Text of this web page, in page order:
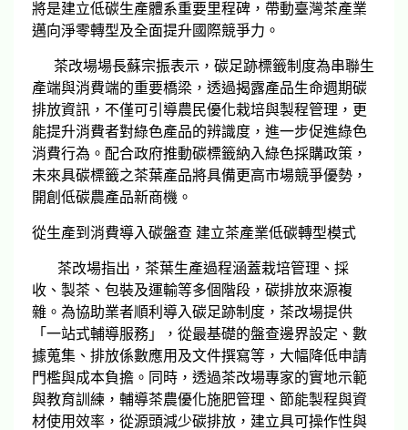
將是建立低碳生產體系重要里程碑，帶動臺灣茶產業
邁向淨零轉型及全面提升國際競爭力。
茶改場場長蘇宗振表示，碳足跡標籤制度為串聯生
產端與消費端的重要橋梁，透過揭露產品生命週期碳
排放資訊，不僅可引導農民優化栽培與製程管理，更
能提升消費者對綠色產品的辨識度，進一步促進綠色
消費行為。配合政府推動碳標籤納入綠色採購政策，
未來具碳標籤之茶葉產品將具備更高市場競爭優勢，
開創低碳農產品新商機。
從生產到消費導入碳盤查 建立茶產業低碳轉型模式
茶改場指出，茶葉生產過程涵蓋栽培管理、採
收、製茶、包裝及運輸等多個階段，碳排放來源複
雜。為協助業者順利導入碳足跡制度，茶改場提供
「一站式輔導服務」，從最基礎的盤查邊界設定、數
據蒐集、排放係數應用及文件撰寫等，大幅降低申請
門檻與成本負擔。同時，透過茶改場專家的實地示範
與教育訓練，輔導茶農優化施肥管理、節能製程與資
材使用效率，從源頭減少碳排放，建立具可操作性與